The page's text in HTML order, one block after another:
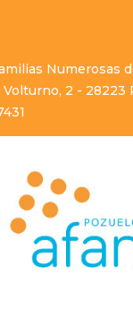
Numerosas
Volturno, 2 - 28223